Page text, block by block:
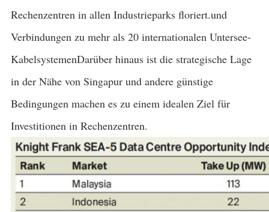
Rechenzentren in allen Industrieparks floriert.und
Verbindungen zu mehr als 20 internationalen Untersee-
KabelsystemenDarüber hinaus ist die strategische Lage
in der Nähe von Singapur und andere günstige
Bedingungen machen es zu einem idealen Ziel für
Investitionen in Rechenzentren.